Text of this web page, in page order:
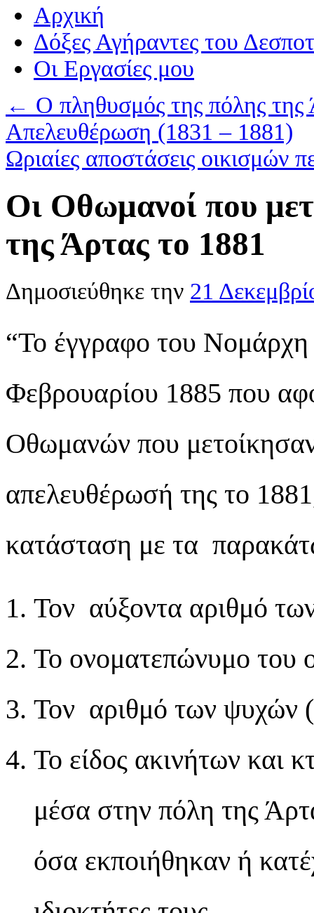
Αρχική
Δόξες Αγήραντες του
Οι Eργασίες μου
← O πληθυσμός της πόλης της
Απελευθέρωση (1831 – 1881)
Ωριαίες αποστάσεις οικισμών
Οι Οθωμανοί που
της Άρτας το 1881
Δημοσιεύθηκε την 21
“Το έγγραφο του
Φεβρουαρίου 1885 που
Οθωμανών που
απελευθέρωσή της το
κατάσταση με τα
Τον αύξοντα αριθμό
Το ονοματεπώνυμο του
Τον αριθμό των ψυχών
Το είδος ακινήτων και
μέσα στην πόλη της
όσα εκποιήθηκαν ή